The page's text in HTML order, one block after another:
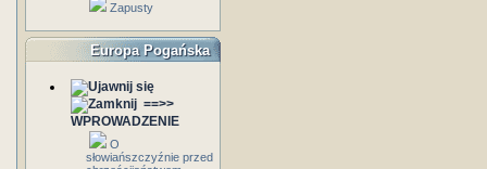
Zapusty
Europa Pogańska
==>>
WPROWADZENIE
O
słowiańszczyźnie przed